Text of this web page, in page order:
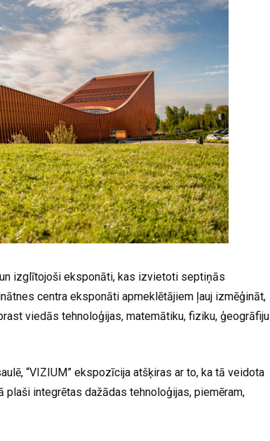
izglītojoši eksponāti, kas izvietoti septiņās
centra eksponāti apmeklētājiem ļauj izmēģināt,
viedās tehnoloģijas, matemātiku, fiziku, ģeogrāfiju
“VIZIUM” ekspozīcija atšķiras ar to, ka tā veidota
integrētas dažādas tehnoloģijas, piemēram,